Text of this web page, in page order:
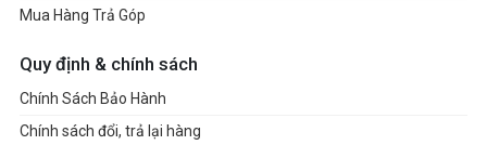
Mua Hàng Trả Góp
Quy định & chính sách
Chính Sách Bảo Hành
Chính sách đổi, trả lại hàng